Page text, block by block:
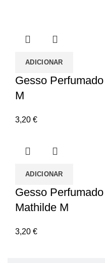
ADICIONAR
Gesso
M
3,20 €
ADICIONAR
Gesso
Mathilde M
3,20 €